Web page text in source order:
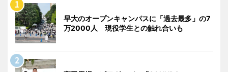
早大のオープンキャンパスに「過去最多」の7
万2000人 現役学生との触れ合いも